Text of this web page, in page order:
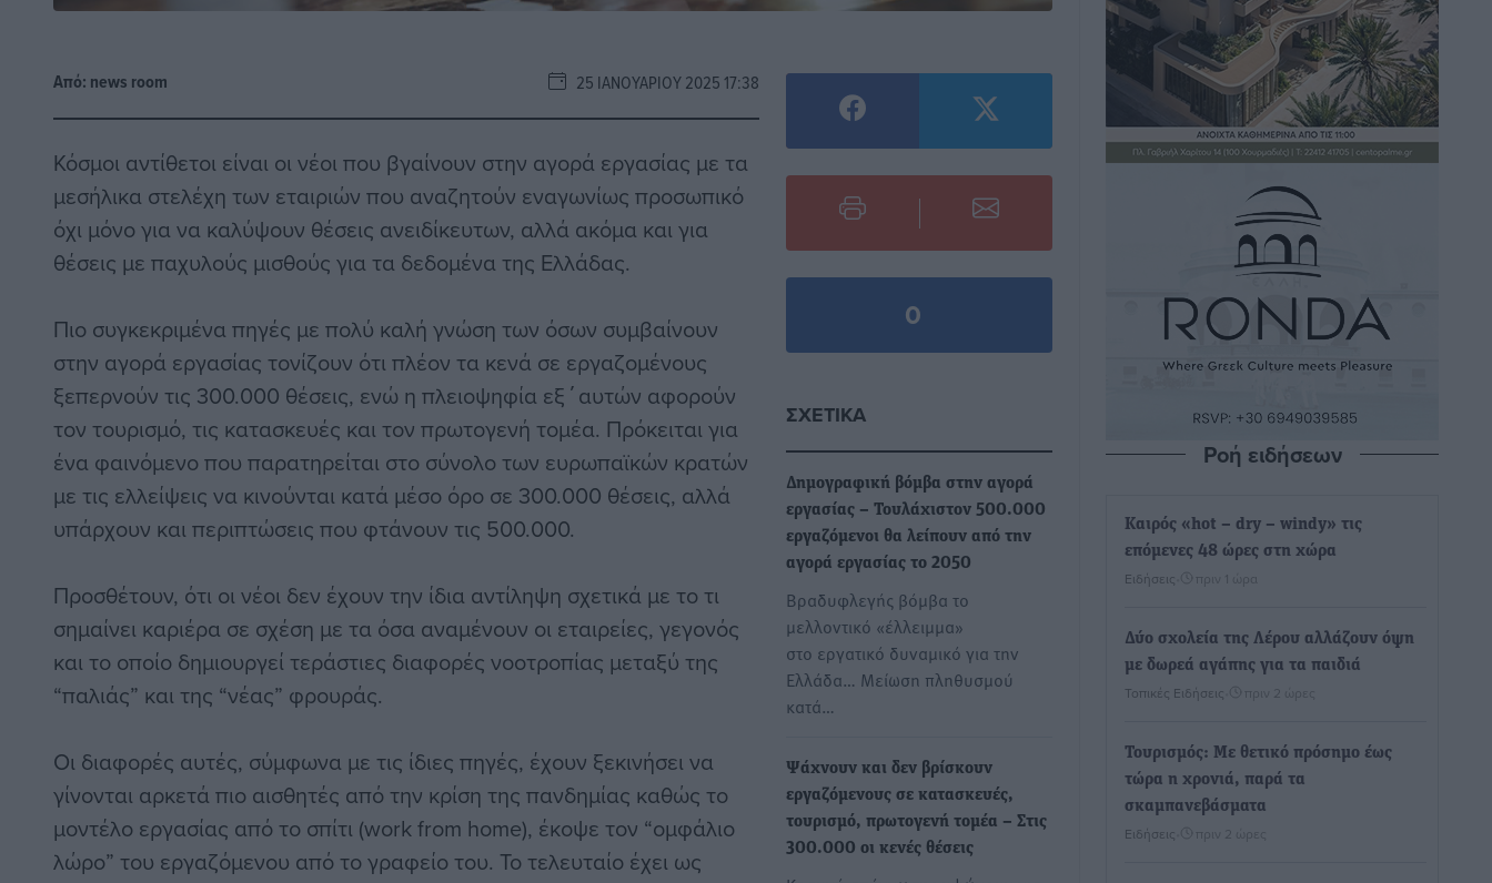
Από: news room 25 ΙΑΝΟΥΑΡΊΟΥ 2025 17:38
Κόσμοι αντίθετοι είναι οι νέοι που βγαίνουν στην αγορά εργασίας με τα
μεσήλικα στελέχη των εταιριών που αναζητούν εναγωνίως προσωπικό
όχι μόνο για να καλύψουν θέσεις ανειδίκευτων, αλλά ακόμα και για
θέσεις με παχυλούς μισθούς για τα δεδομένα της Ελλάδας.
Πιο συγκεκριμένα πηγές με πολύ καλή γνώση των όσων συμβαίνουν
στην αγορά εργασίας τονίζουν ότι πλέον τα κενά σε εργαζομένους
ξεπερνούν τις 300.000 θέσεις, ενώ η πλειοψηφία εξ΄αυτών αφορούν
τον τουρισμό, τις κατασκευές και τον πρωτογενή τομέα. Πρόκειται για
ένα φαινόμενο που παρατηρείται στο σύνολο των ευρωπαϊκών κρατών
με τις ελλείψεις να κινούνται κατά μέσο όρο σε 300.000 θέσεις, αλλά
υπάρχουν και περιπτώσεις που φτάνουν τις 500.000.
Προσθέτουν, ότι οι νέοι δεν έχουν την ίδια αντίληψη σχετικά με το τι
σημαίνει καριέρα σε σχέση με τα όσα αναμένουν οι εταιρείες, γεγονός
και το οποίο δημιουργεί τεράστιες διαφορές νοοτροπίας μεταξύ της
“παλιάς” και της “νέας” φρουράς.
Οι διαφορές αυτές, σύμφωνα με τις ίδιες πηγές, έχουν ξεκινήσει να
γίνονται αρκετά πιο αισθητές από την κρίση της πανδημίας καθώς το
μοντέλο εργασίας από το σπίτι (work from home), έκοψε τον “ομφάλιο
λώρο” του εργαζόμενου από το γραφείο του. Το τελευταίο έχει ως
0
ΣΧΕΤΙΚΆ
Δημογραφική βόμβα στην αγορά
εργασίας – Τουλάχιστον 500.000
εργαζόμενοι θα λείπουν από την
αγορά εργασίας το 2050
Βραδυφλεγής βόμβα το
μελλοντικό «έλλειμμα»
στο εργατικό δυναμικό για την
Ελλάδα… Μείωση πληθυσμού
κατά…
Ψάχνουν και δεν βρίσκουν
εργαζόμενους σε κατασκευές,
τουρισμό, πρωτογενή τομέα – Στις
300.000 οι κενές θέσεις
Ροή ειδήσεων
Καιρός «hot – dry – windy» τις
επόμενες 48 ώρες στη χώρα
Ειδήσεις πριν 1 ώρα
Δύο σχολεία της Λέρου αλλάζουν όψη
με δωρεά αγάπης για τα παιδιά
Τοπικές Ειδήσεις πριν 2 ώρες
Τουρισμός: Με θετικό πρόσημο έως
τώρα η χρονιά, παρά τα
σκαμπανεβάσματα
Ειδήσεις πριν 2 ώρες